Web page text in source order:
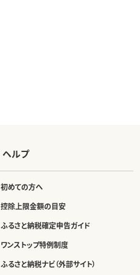
ヘルプ
初めての方へ
控除上限金額の目安
ふるさと納税確定申告ガイド
ワンストップ特例制度
ふるさと納税ナビ（外部サイト）